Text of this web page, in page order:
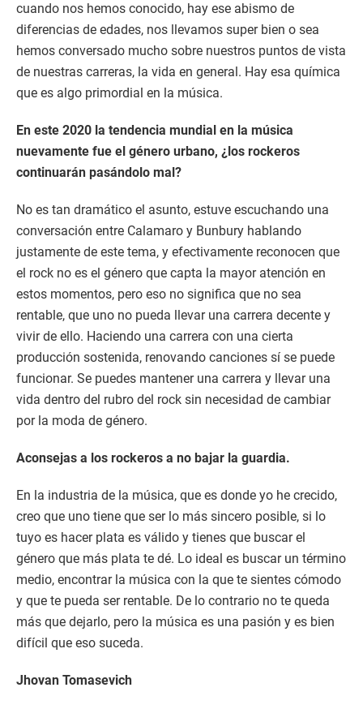
cuando nos hemos conocido, hay ese abismo de
diferencias de edades, nos llevamos super bien o sea
hemos conversado mucho sobre nuestros puntos de vista
de nuestras carreras, la vida en general. Hay esa química
que es algo primordial en la música.
En este 2020 la tendencia mundial en la música
nuevamente fue el género urbano, ¿los rockeros
continuarán pasándolo mal?
No es tan dramático el asunto, estuve escuchando una
conversación entre Calamaro y Bunbury hablando
justamente de este tema, y efectivamente reconocen que
el rock no es el género que capta la mayor atención en
estos momentos, pero eso no significa que no sea
rentable, que uno no pueda llevar una carrera decente y
vivir de ello. Haciendo una carrera con una cierta
producción sostenida, renovando canciones sí se puede
funcionar. Se puedes mantener una carrera y llevar una
vida dentro del rubro del rock sin necesidad de cambiar
por la moda de género.
Aconsejas a los rockeros a no bajar la guardia.
En la industria de la música, que es donde yo he crecido,
creo que uno tiene que ser lo más sincero posible, si lo
tuyo es hacer plata es válido y tienes que buscar el
género que más plata te dé. Lo ideal es buscar un término
medio, encontrar la música con la que te sientes cómodo
y que te pueda ser rentable. De lo contrario no te queda
más que dejarlo, pero la música es una pasión y es bien
difícil que eso suceda.
Jhovan Tomasevich